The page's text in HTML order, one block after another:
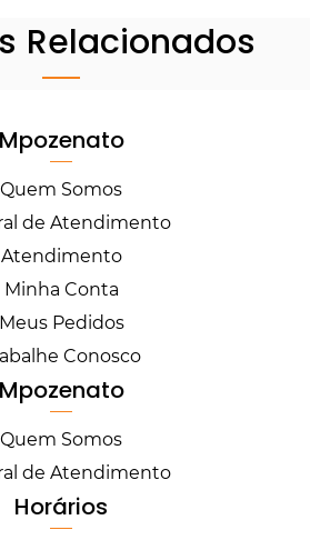
Relacionados
Mpozenato
Quem Somos
de Atendimento
Atendimento
Minha Conta
Meus Pedidos
Conosco
Mpozenato
Quem Somos
de Atendimento
Horários